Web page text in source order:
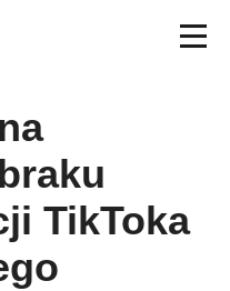
TikToka